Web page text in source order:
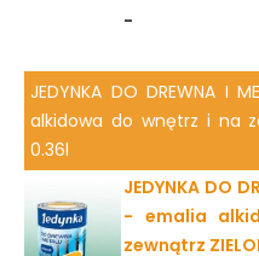
-
JEDYNKA DO DREWNA I
alkidowa do wnętrz i na
0.36l
JEDYNKA DO
- emalia
zewnątrz